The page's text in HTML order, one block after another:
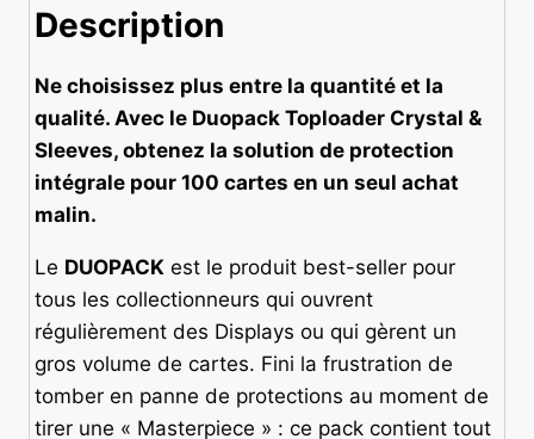
Description
Ne choisissez plus entre la quantité et la
qualité. Avec le Duopack Toploader Crystal &
Sleeves, obtenez la solution de protection
intégrale pour 100 cartes en un seul achat
malin.
Le DUOPACK est le produit best-seller pour
tous les collectionneurs qui ouvrent
régulièrement des Displays ou qui gèrent un
gros volume de cartes. Fini la frustration de
tomber en panne de protections au moment de
tirer une « Masterpiece » : ce pack contient tout